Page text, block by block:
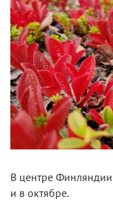
В центре Финляндии
и в октябре.